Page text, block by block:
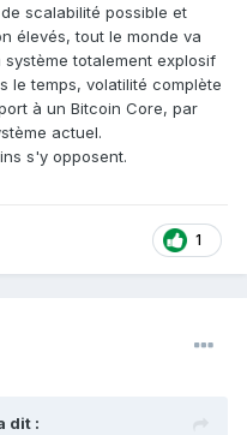
scalabilité possible et
élevés, tout le monde va
totalement explosif
le temps, volatilité complète
à un Bitcoin Core, par
actuel.
s'y opposent.
1
dit :